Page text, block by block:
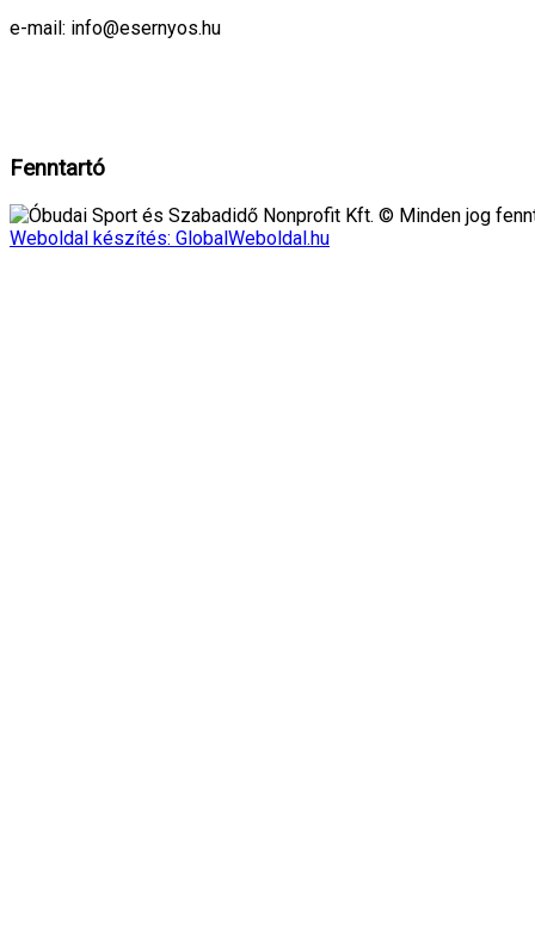
e-mail: info@esernyos.hu
Fenntartó
Óbudai Sport és Szabadidő Nonprofit Kft. © Minden jog
Weboldal készítés: GlobalWeboldal.hu